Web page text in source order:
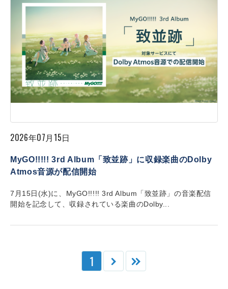
2026年07月15日
MyGO!!!!! 3rd Album「致並跡」に収録楽曲のDolby
Atmos音源が配信開始
7月15日(水)に、MyGO!!!!! 3rd Album「致並跡」の音楽配信
開始を記念して、収録されている楽曲のDolby...
1